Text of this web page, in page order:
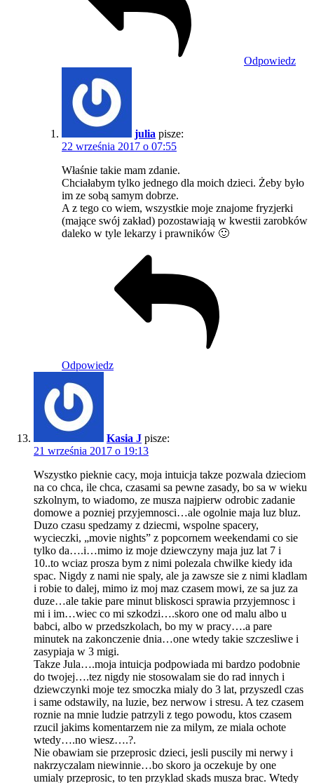
Odpowiedz
julia pisze:
22 września 2017 o 07:55
Właśnie takie mam zdanie.
Chciałabym tylko jednego dla moich dzieci. Żeby było
im ze sobą samym dobrze.
A z tego co wiem, wszystkie moje znajome fryzjerki
(mające swój zakład) pozostawiają w kwestii zarobków
daleko w tyle lekarzy i prawników 🙂
Odpowiedz
Kasia J pisze:
21 września 2017 o 19:13
Wszystko pieknie cacy, moja intuicja takze pozwala dzieciom
na co chca, ile chca, czasami sa pewne zasady, bo sa w wieku
szkolnym, to wiadomo, ze musza najpierw odrobic zadanie
domowe a pozniej przyjemnosci…ale ogolnie maja luz bluz.
Duzo czasu spedzamy z dziecmi, wspolne spacery,
wycieczki, „movie nights” z popcornem weekendami co sie
tylko da….i…mimo iz moje dziewczyny maja juz lat 7 i
10..to wciaz prosza bym z nimi polezala chwilke kiedy ida
spac. Nigdy z nami nie spaly, ale ja zawsze sie z nimi kladlam
i robie to dalej, mimo iz moj maz czasem mowi, ze sa juz za
duze…ale takie pare minut bliskosci sprawia przyjemnosc i
mi i im…wiec co mi szkodzi….skoro one od malu albo u
babci, albo w przedszkolach, bo my w pracy….a pare
minutek na zakonczenie dnia…one wtedy takie szczesliwe i
zasypiaja w 3 migi.
Takze Jula….moja intuicja podpowiada mi bardzo podobnie
do twojej….tez nigdy nie stosowalam sie do rad innych i
dziewczynki moje tez smoczka mialy do 3 lat, przyszedl czas
i same odstawily, na luzie, bez nerwow i stresu. A tez czasem
roznie na mnie ludzie patrzyli z tego powodu, ktos czasem
rzucil jakims komentarzem nie za milym, ze miala ochote
wtedy….no wiesz….?.
Nie obawiam sie przeprosic dzieci, jesli puscily mi nerwy i
nakrzyczalam niewinnie…bo skoro ja oczekuje by one
umialy przeprosic, to ten przyklad skads musza brac. Wtedy